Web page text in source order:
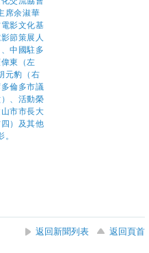
返回新聞列表
返回頁首